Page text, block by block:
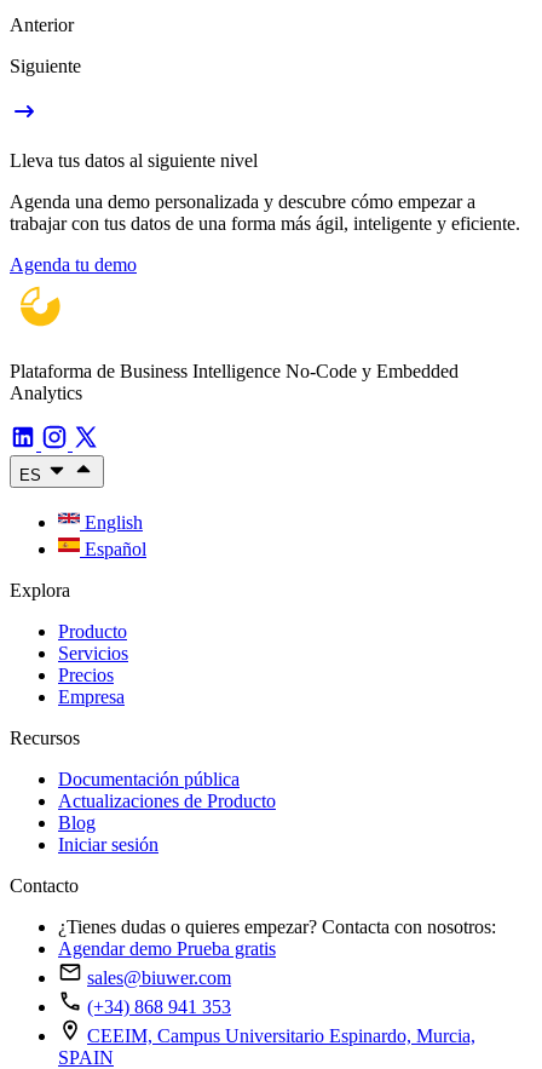
Anterior
Siguiente
Lleva tus datos al siguiente nivel
Agenda una demo personalizada y descubre cómo empezar a
trabajar con tus datos de una forma más ágil, inteligente y eficiente.
Agenda tu demo
Plataforma de Business Intelligence No-Code y Embedded
Analytics
ES
English
Español
Explora
Producto
Servicios
Precios
Empresa
Recursos
Documentación pública
Actualizaciones de Producto
Blog
Iniciar sesión
Contacto
¿Tienes dudas o quieres empezar? Contacta con nosotros:
Agendar demo Prueba gratis
sales@biuwer.com
(+34) 868 941 353
CEEIM, Campus Universitario Espinardo, Murcia,
SPAIN